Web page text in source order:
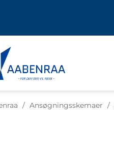
/ Tilbage til
Ansøgningsskemaer /